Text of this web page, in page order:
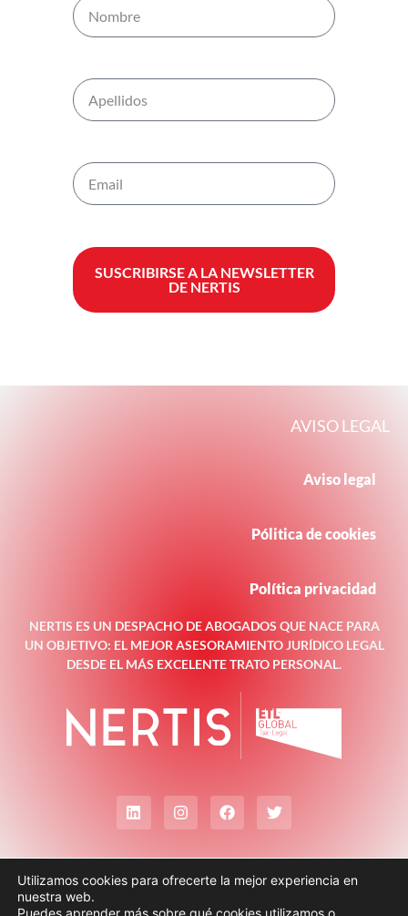
SUSCRIBIRSE A LA NEWSLETTER
DE NERTIS
NERTIS ES UN DESPACHO DE ABOGADOS QUE NACE PARA
UN OBJETIVO: EL MEJOR ASESORAMIENTO JURÍDICO LEGAL
DESDE EL MÁS EXCELENTE TRATO PERSONAL.
AVISO LEGAL
Aviso legal
Pólitica de cookies
Política privacidad
Utilizamos cookies para ofrecerte la mejor experiencia en
nuestra web.
Puedes aprender más sobre qué cookies utilizamos o